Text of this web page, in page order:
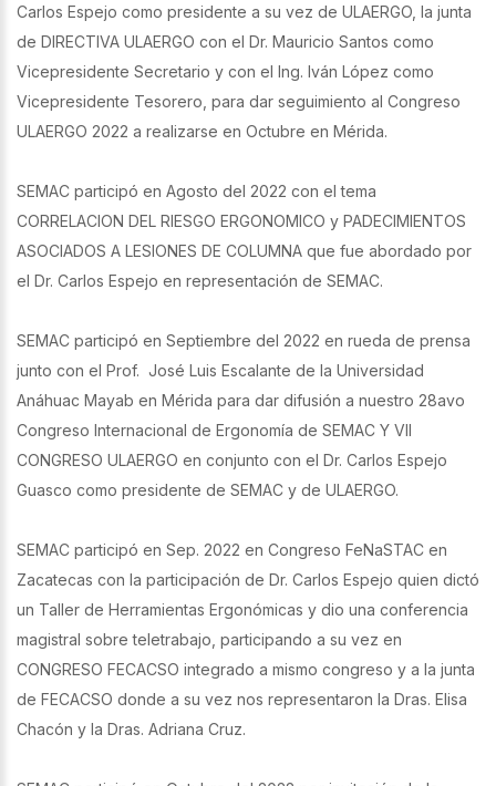
Carlos Espejo como presidente a su vez de ULAERGO, la junta
de DIRECTIVA ULAERGO con el Dr. Mauricio Santos como
Vicepresidente Secretario y con el Ing. Iván López como
Vicepresidente Tesorero, para dar seguimiento al Congreso
ULAERGO 2022 a realizarse en Octubre en Mérida.
SEMAC participó en Agosto del 2022 con el tema
CORRELACION DEL RIESGO ERGONOMICO y PADECIMIENTOS
ASOCIADOS A LESIONES DE COLUMNA que fue abordado por
el Dr. Carlos Espejo en representación de SEMAC.
SEMAC participó en Septiembre del 2022 en rueda de prensa
junto con el Prof. José Luis Escalante de la Universidad
Anáhuac Mayab en Mérida para dar difusión a nuestro 28avo
Congreso Internacional de Ergonomía de SEMAC Y VII
CONGRESO ULAERGO en conjunto con el Dr. Carlos Espejo
Guasco como presidente de SEMAC y de ULAERGO.
SEMAC participó en Sep. 2022 en Congreso FeNaSTAC en
Zacatecas con la participación de Dr. Carlos Espejo quien dictó
un Taller de Herramientas Ergonómicas y dio una conferencia
magistral sobre teletrabajo, participando a su vez en
CONGRESO FECACSO integrado a mismo congreso y a la junta
de FECACSO donde a su vez nos representaron la Dras. Elisa
Chacón y la Dras. Adriana Cruz.